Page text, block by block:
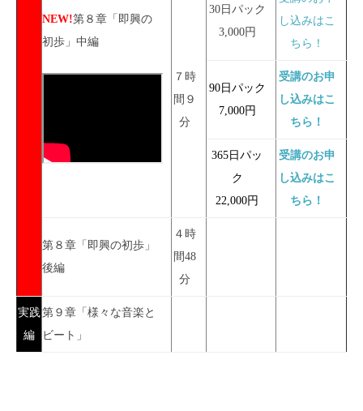
NEW!第８章「即興の
初歩」中編
７時
間９
分
30日パック
3,000円
し込みはこ
ちら！
90日パック
7,000円
受講のお申
し込みはこ
ちら！
365日パッ
ク
22,000円
受講のお申
し込みはこ
ちら！
第８章「即興の初歩」
後編
４時
間48
分
実践
編
第９章「様々な音楽と
ビート」